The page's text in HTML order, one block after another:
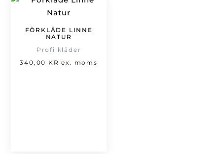
FÖRKLÄDE LINNE
NATUR
Profilkläder
340,00 KR ex. moms